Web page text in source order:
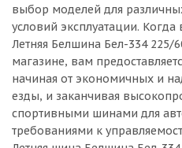
выбор моделей для
условий эксплуатации.
Летняя Белшина Бел-334 225/
магазине, вам
начиная от экономичных и
езды, и заканчивая
спортивными шинами для
требованиями к